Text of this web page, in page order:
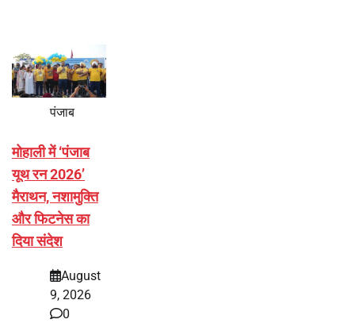
पंजाब
मोहाली में ‘पंजाब
यूथ रन 2026’
मैराथन, नशामुक्ति
और फिटनेस का
दिया संदेश
August
9, 2026
0